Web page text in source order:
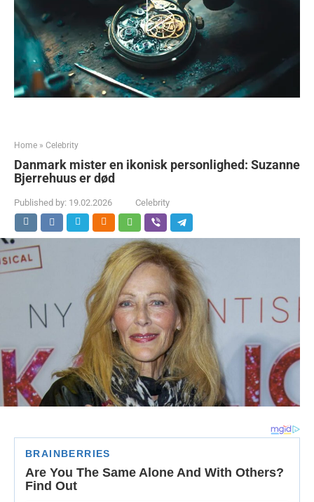
Home » Celebrity
Danmark mister en ikonisk personlighed: Suzanne
Bjerrehuus er død
Published by: 19.02.2026 Celebrity